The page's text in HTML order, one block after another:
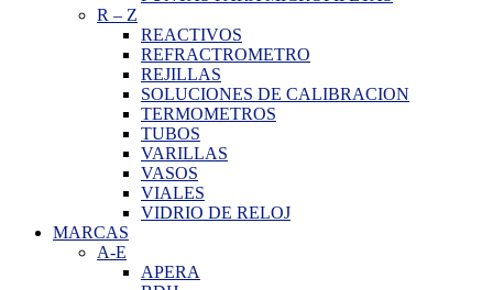
R – Z
REACTIVOS
REFRACTROMETRO
REJILLAS
SOLUCIONES DE CALIBRACION
TERMOMETROS
TUBOS
VARILLAS
VASOS
VIALES
VIDRIO DE RELOJ
MARCAS
A-E
APERA